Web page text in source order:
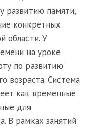
развитию памяти,
конкретных
области. У
на уроке
по развитию
возраста. Система
как временные
для
В рамках занятий